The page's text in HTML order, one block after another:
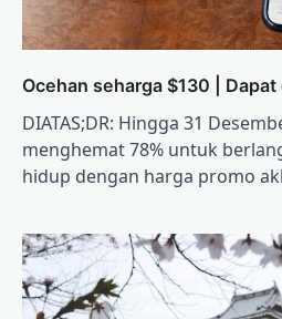
Ocehan seharga $130 |
DIATAS;DR: Hingga 31
menghemat 78% untuk
hidup dengan harga promo